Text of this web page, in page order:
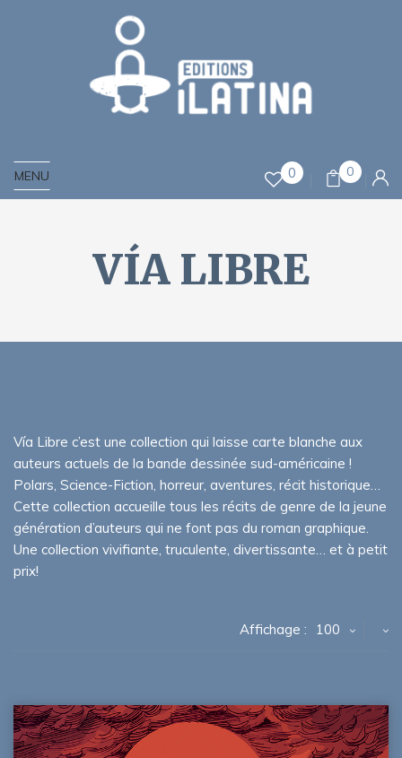
MENU 0 0
VÍA LIBRE
Vía Libre c’est une collection qui laisse carte blanche aux
auteurs actuels de la bande dessinée sud-américaine !
Polars, Science-Fiction, horreur, aventures, récit historique…
Cette collection accueille tous les récits de genre de la jeune
génération d’auteurs qui ne font pas du roman graphique.
Une collection vivifiante, truculente, divertissante… et à petit
prix!
Affichage : 100